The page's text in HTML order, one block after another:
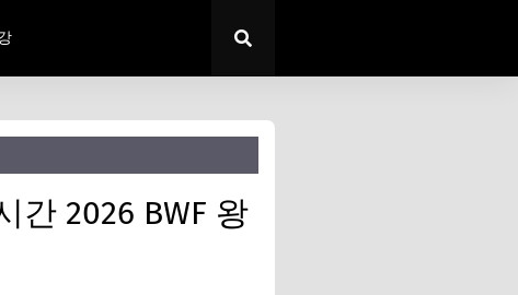
간 2026 BWF 왕